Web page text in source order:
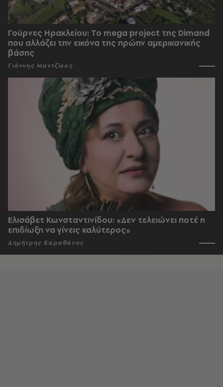
Γούρνες Ηρακλείου: To mega project της Dimand
που αλλάζει την εικόνα της πρώην αμερικανικής
βάσης
Γιάννης Μαντζίκος
Ελισάβετ Κωνσταντινίδου: «Δεν τελειώνει ποτέ η
επιδίωξη να γίνεις καλύτερος»
Δημήτρης Καραθάνος